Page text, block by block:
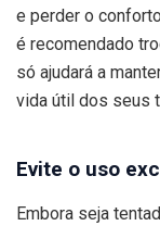
e perder o
é recomendado
só ajudará a
vida útil dos seus
Evite o uso
Embora seja